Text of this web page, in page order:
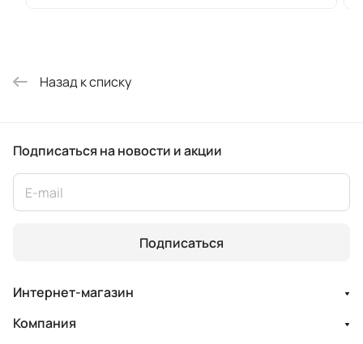
Назад к списку
Подписаться на новости и акции
Подписаться
Интернет-магазин
Компания